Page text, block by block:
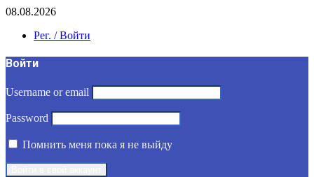
08.08.2026
Рег. / Войти
Войти
Username or email
Password
Помнить меня пока я не выйду